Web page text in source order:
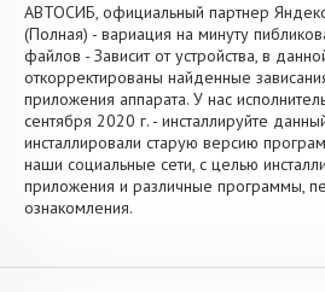
АВТОСИБ, официальный партнер
(Полная) - вариация на минуту
файлов - Зависит от устройства, в
откорректированы найденные
приложения аппарата. У нас
сентября 2020 г. - инсталлируйте
инсталлировали старую версию
наши социальные сети, с целью
приложения и различные программы,
ознакомления.